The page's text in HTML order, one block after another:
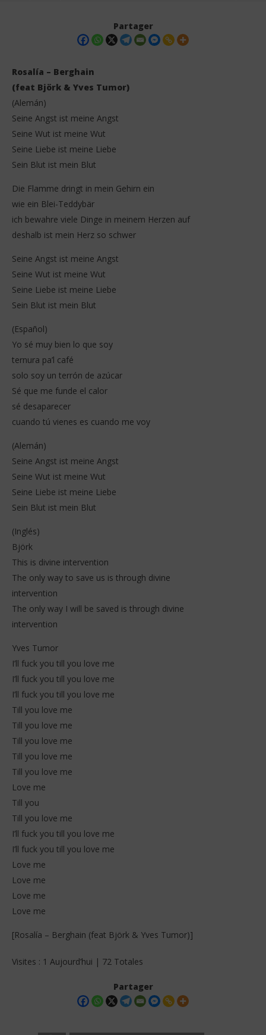
Rosalía – Berghain Lyrics (feat Björk & Yves Tumor)
27
octobre
2025
Stone
Partager
Rosalía – Berghain
(feat Björk & Yves Tumor)
(Alemán)
Seine Angst ist meine Angst
Seine Wut ist meine Wut
Seine Liebe ist meine Liebe
Sein Blut ist mein Blut
Die Flamme dringt in mein Gehirn ein
wie ein Blei-Teddybär
ich bewahre viele Dinge in meinem Herzen auf
deshalb ist mein Herz so schwer
Seine Angst ist meine Angst
Seine Wut ist meine Wut
Seine Liebe ist meine Liebe
Sein Blut ist mein Blut
(Español)
Yo sé muy bien lo que soy
ternura pa’l café
solo soy un terrón de azúcar
Sé que me funde el calor
sé desaparecer
cuando tú vienes es cuando me voy
(Alemán)
Seine Angst ist meine Angst
Seine Wut ist meine Wut
Seine Liebe ist meine Liebe
Sein Blut ist mein Blut
(Inglés)
Björk
This is divine intervention
The only way to save us is through divine
intervention
The only way I will be saved is through divine
intervention
Yves Tumor
I’ll fuck you till you love me
I’ll fuck you till you love me
I’ll fuck you till you love me
Till you love me
Till you love me
Till you love me
Till you love me
Till you love me
Love me
Till you
Till you love me
I’ll fuck you till you love me
I’ll fuck you till you love me
Love me
Love me
Love me
Love me
[Rosalía – Berghain (feat Björk & Yves Tumor)]
Visites : 1 Aujourd’hui | 72 Totales
Partager